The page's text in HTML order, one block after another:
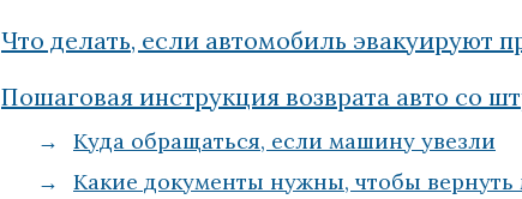
Что делать, если автомобиль эвакуируют
Пошаговая инструкция возврата авто со
Куда обращаться, если машину увезли
Какие документы нужны, чтобы